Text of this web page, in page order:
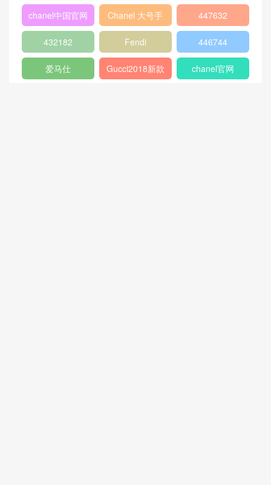
box
409487 Dioraddict gabrielle流浪包
chanel中国官网
包
Chanel 大号手
提包
447632
432182 Fendi 446744